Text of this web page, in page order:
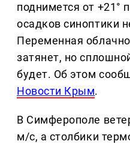
поднимется от +21°
осадков синоптики
Переменная
затянет, но
будет. Об этом
Новости Крым.
В Симферополе
м/с, а столбики